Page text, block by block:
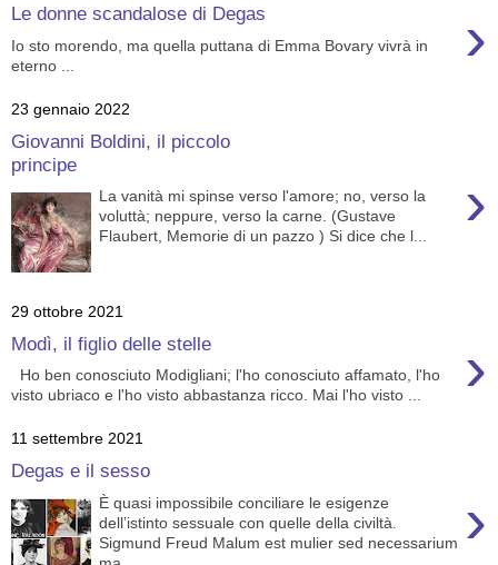
Le donne scandalose di Degas ›
Io sto morendo, ma quella puttana di Emma Bovary vivrà in
eterno ...
23 gennaio 2022
Giovanni Boldini, il piccolo
principe
›
La vanità mi spinse verso l'amore; no, verso la
voluttà; neppure, verso la carne. (Gustave
Flaubert, Memorie di un pazzo ) Si dice che l...
29 ottobre 2021
Modì, il figlio delle stelle ›
Ho ben conosciuto Modigliani; l'ho conosciuto affamato, l'ho
visto ubriaco e l'ho visto abbastanza ricco. Mai l'ho visto ...
11 settembre 2021
Degas e il sesso
›
È quasi impossibile conciliare le esigenze
dell’istinto sessuale con quelle della civiltà.
Sigmund Freud Malum est mulier sed necessarium